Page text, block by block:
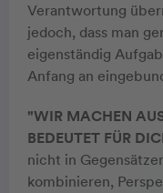
Verantwortung
jedoch, dass man
eigenständig
Anfang an
"WIR MACHEN
BEDEUTET FÜR
nicht in
kombinieren,